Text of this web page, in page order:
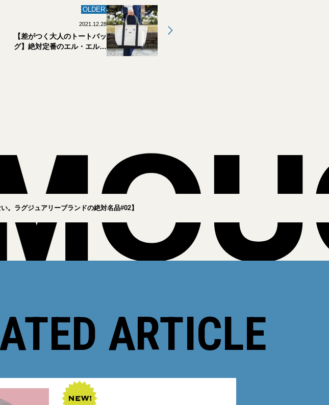
OLDER
2021.12.28
【差がつく大人のトートバッ
グ】絶対定番のエル・エル・
。ラグジュアリーブランドの絶対名品#02】
ARTICLE